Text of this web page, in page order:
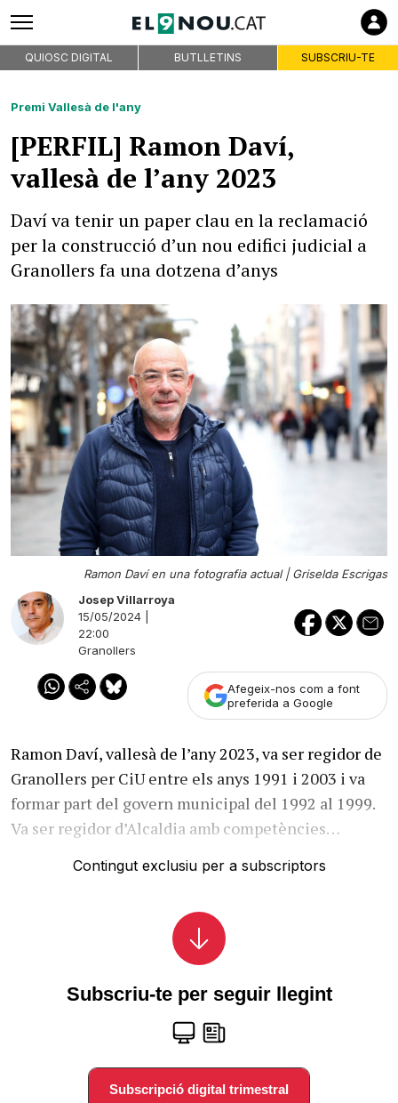
QUIOSC DIGITAL BUTLLETINS SUBSCRIU-TE
Premi Vallesà de l'any
[PERFIL] Ramon Daví,
vallesà de l’any 2023
Daví va tenir un paper clau en la reclamació
per la construcció d’un nou edifici judicial a
Granollers fa una dotzena d’anys
Ramon Daví en una fotografia actual |Griselda Escrigas
Josep Villarroya
15/05/2024 |
22:00
Granollers
Afegeix-nos com a font
preferida a Google
Ramon Daví, vallesà de l’any 2023, va ser regidor de
Granollers per CiU entre els anys 1991 i 2003 i va
formar part del govern municipal del 1992 al 1999.
Va ser regidor d’Alcaldia amb competències…
Contingut exclusiu per a subscriptors